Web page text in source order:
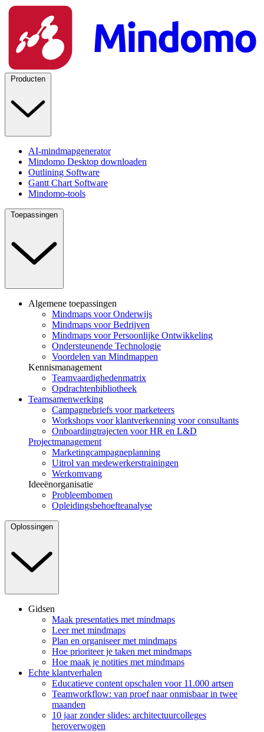
Producten
AI-mindmapgenerator
Mindomo Desktop downloaden
Outlining Software
Gantt Chart Software
Mindomo-tools
Toepassingen
Algemene toepassingen
Mindmaps voor Onderwijs
Mindmaps voor Bedrijven
Mindmaps voor Persoonlijke Ontwikkeling
Ondersteunende Technologie
Voordelen van Mindmappen
Kennismanagement
Teamvaardighedenmatrix
Opdrachtenbibliotheek
Teamsamenwerking
Campagnebriefs voor marketeers
Workshops voor klantverkenning voor consultants
Onboardingtrajecten voor HR en L&D
Projectmanagement
Marketingcampagneplanning
Uitrol van medewerkerstrainingen
Werkomvang
Ideeënorganisatie
Probleembomen
Opleidingsbehoefteanalyse
Oplossingen
Gidsen
Maak presentaties met mindmaps
Leer met mindmaps
Plan en organiseer met mindmaps
Hoe prioriteer je taken met mindmaps
Hoe maak je notities met mindmaps
Echte klantverhalen
Educatieve content opschalen voor 11.000 artsen
Teamworkflow: van proef naar onmisbaar in twee
maanden
10 jaar zonder slides: architectuurcolleges
heroverwogen